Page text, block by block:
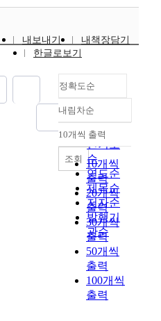
로
지
내보내기
내책장담기
한글로보기
정확도순
정확도
순
인기도
순
연도순
제목순
저자순
발행기
관순
내림차순
내림차순
10개씩 출력
10개씩
출력
20개씩
출력
30개씩
출력
50개씩
출력
100개씩
출력
조회